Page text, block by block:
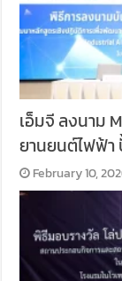
เอ็มจี ลงนาม
ยานยนต์ไฟฟ้
February 10,